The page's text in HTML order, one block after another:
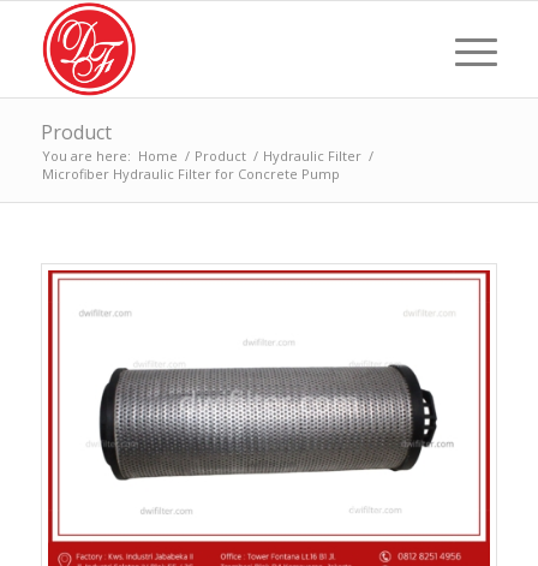
Product
You are here: Home / Product / Hydraulic Filter /
Microfiber Hydraulic Filter for Concrete Pump